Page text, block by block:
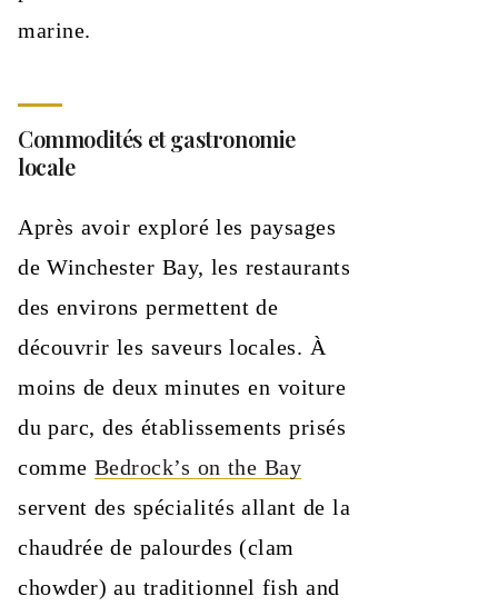
marine.
Commodités et gastronomie
locale
Après avoir exploré les paysages
de Winchester Bay, les restaurants
des environs permettent de
découvrir les saveurs locales. À
moins de deux minutes en voiture
du parc, des établissements prisés
comme Bedrock’s on the Bay
servent des spécialités allant de la
chaudrée de palourdes (clam
chowder) au traditionnel fish and